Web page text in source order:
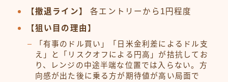
【撤退ライン】
各エントリーから1円程度
【狙い目の理由】
「有事のドル買い」「日米金利差によるドル支
え」と「リスクオフによる円高」が拮抗してお
り、レンジの中途半端な位置では入らない。方
向感が出た後に乗る方が期待値が高い局面で